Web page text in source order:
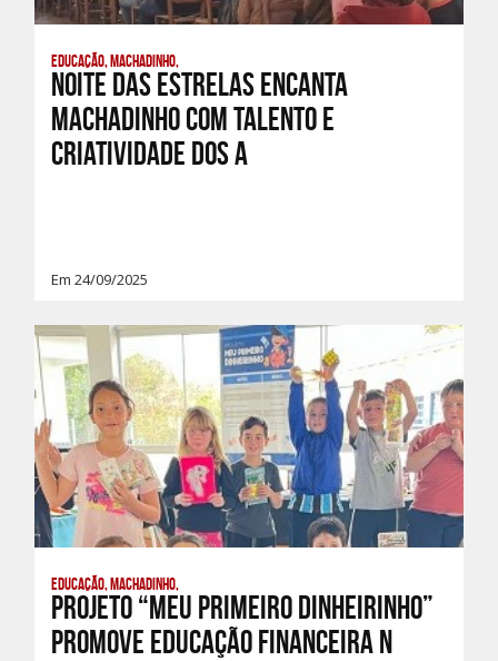
Educação, Machadinho,
Noite das Estrelas encanta
Machadinho com talento e
criatividade dos a
Em 24/09/2025
Educação, Machadinho,
Projeto “Meu Primeiro Dinheirinho”
promove educação financeira n